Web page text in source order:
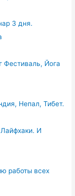
3 дня.
Фестиваль, Йога
Непал, Тибет.
И
работы всех